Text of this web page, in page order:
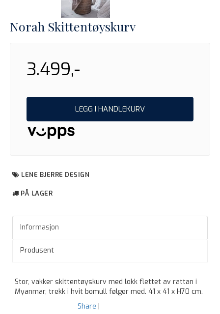
Norah Skittentøyskurv
3.499,-
LEGG I HANDLEKURV
LENE BJERRE DESIGN
PÅ LAGER
Informasjon
Produsent
Stor, vakker skittentøyskurv med lokk flettet av rattan i
Myanmar, trekk i hvit bomull følger med. 41 x 41 x H70 cm.
Share |